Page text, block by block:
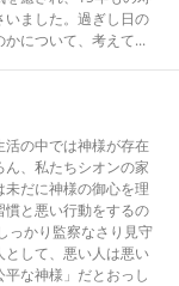
ました。過ぎし日の
について、考えて...
活の中では神様が存在
、私たちシオンの家
だに神様の御心を理
と悪い行動をするの
っかり監察なさり見守
として、悪い人は悪い
な神様」だとおっし